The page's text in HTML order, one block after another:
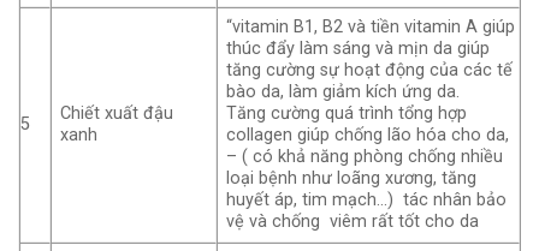
5
Chiết xuất đậu
xanh
“vitamin B1, B2 và tiền vitamin A giúp
thúc đẩy làm sáng và mịn da giúp
tăng cường sự hoạt động của các tế
bào da, làm giảm kích ứng da.
Tăng cường quá trình tổng hợp
collagen giúp chống lão hóa cho da,
– ( có khả năng phòng chống nhiều
loại bệnh như loãng xương, tăng
huyết áp, tim mạch…) tác nhân bảo
vệ và chống viêm rất tốt cho da